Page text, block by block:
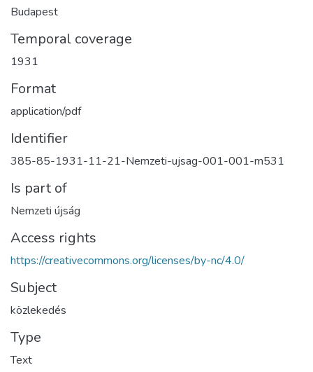
Budapest
Temporal coverage
1931
Format
application/pdf
Identifier
385-85-1931-11-21-Nemzeti-ujsag-001-001-m531
Is part of
Nemzeti újság
Access rights
https://creativecommons.org/licenses/by-nc/4.0/
Subject
közlekedés
Type
Text